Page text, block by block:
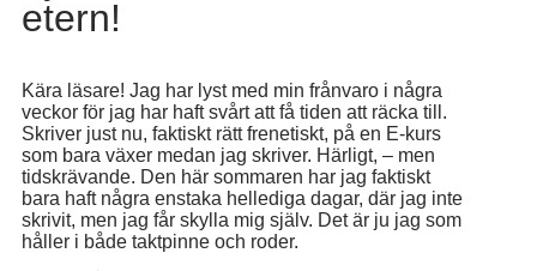
etern!
Kära läsare! Jag har lyst med min frånvaro i några
veckor för jag har haft svårt att få tiden att räcka till.
Skriver just nu, faktiskt rätt frenetiskt, på en E-kurs
som bara växer medan jag skriver. Härligt, – men
tidskrävande. Den här sommaren har jag faktiskt
bara haft några enstaka hellediga dagar, där jag inte
skrivit, men jag får skylla mig själv. Det är ju jag som
håller i både taktpinne och roder.